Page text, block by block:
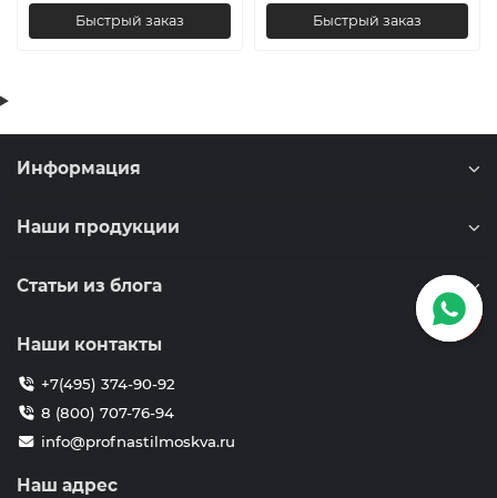
Быстрый заказ Быстрый заказ
Информация
Наши продукции
Статьи из блога
Наши контакты
+7(495) 374-90-92
8 (800) 707-76-94
info@profnastilmoskva.ru
Наш адрес